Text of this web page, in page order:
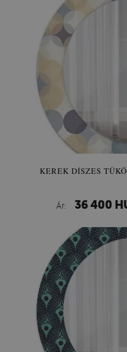
KEREK DÍSZES
Ár: 36 400